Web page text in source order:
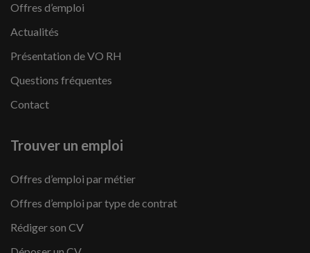
Offres d’emploi
Actualités
Présentation de VO RH
Questions fréquentes
Contact
Trouver un emploi
Offres d’emploi par métier
Offres d’emploi par type de contrat
Rédiger son CV